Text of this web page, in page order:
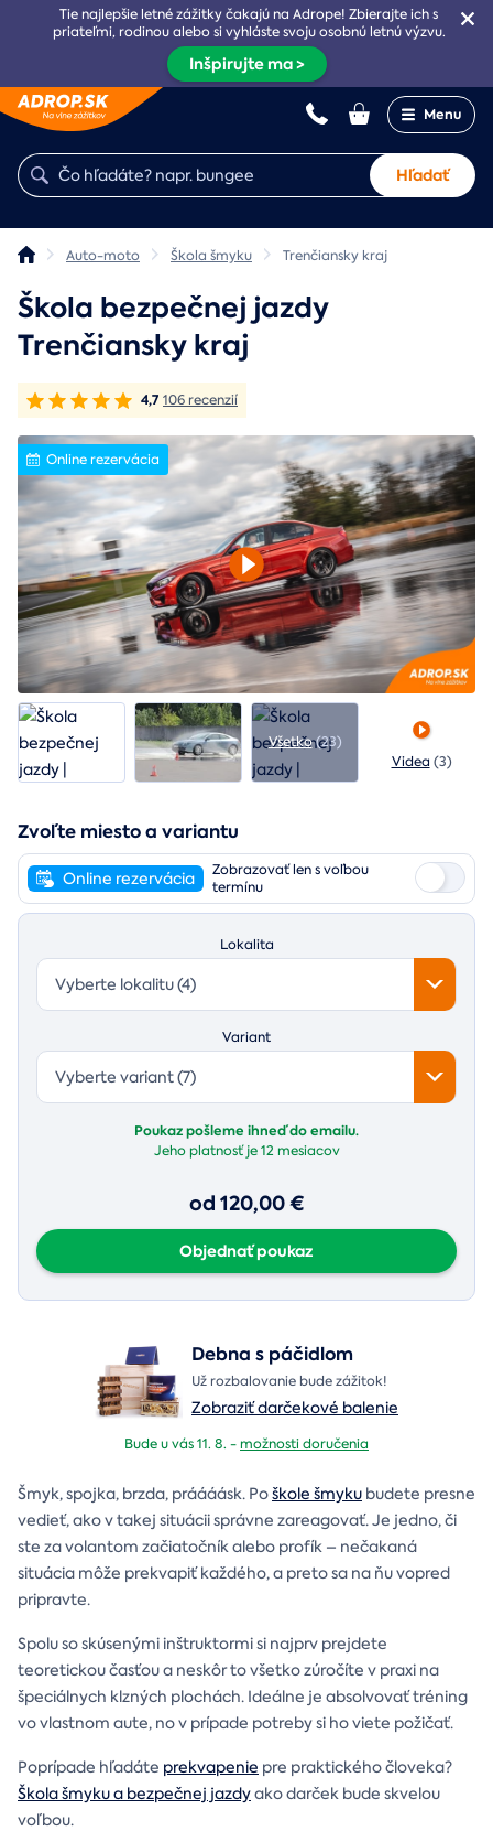
Tie najlepšie letné zážitky čakajú na Adrope! Zbierajte ich s
priateľmi, rodinou alebo si vyhláste svoju osobnú letnú výzvu.
Inšpirujte ma >
Menu
Hľadať
Auto-moto Škola šmyku Trenčiansky kraj
Škola bezpečnej jazdy
Trenčiansky kraj
4,7 106 recenzií
Online rezervácia
Všetko(23)
Videa (3)
Zvoľte miesto a variantu
Online rezervácia
Zobrazovať len s voľbou
termínu
Lokalita
Vyberte lokalitu (4)
Variant
Vyberte variant (7)
Poukaz pošleme ihneď do emailu.
Jeho platnosť je12 mesiacov
od 120,00 €
Objednať poukaz
Debna s páčidlom
Už rozbalovanie bude zážitok!
Zobraziť darčekové balenie
Bude u vás 11. 8. -možnosti doručenia
Šmyk, spojka, brzda, práááásk. Poškole šmyku budete presne
vedieť, ako v takej situácii správne zareagovať. Je jedno, či
ste za volantom začiatočník alebo profík – nečakaná
situácia môže prekvapiť každého, a preto sa na ňu vopred
pripravte.
Spolu so skúsenými inštruktormi si najprv prejdete
teoretickou časťou a neskôr to všetko zúročíte v praxi na
špeciálnych klzných plochách. Ideálne je absolvovať tréning
vo vlastnom aute, no v prípade potreby si ho viete požičať.
Poprípade hľadáte prekvapenie pre praktického človeka?
Škola šmyku a bezpečnej jazdyako darček bude skvelou
voľbou.